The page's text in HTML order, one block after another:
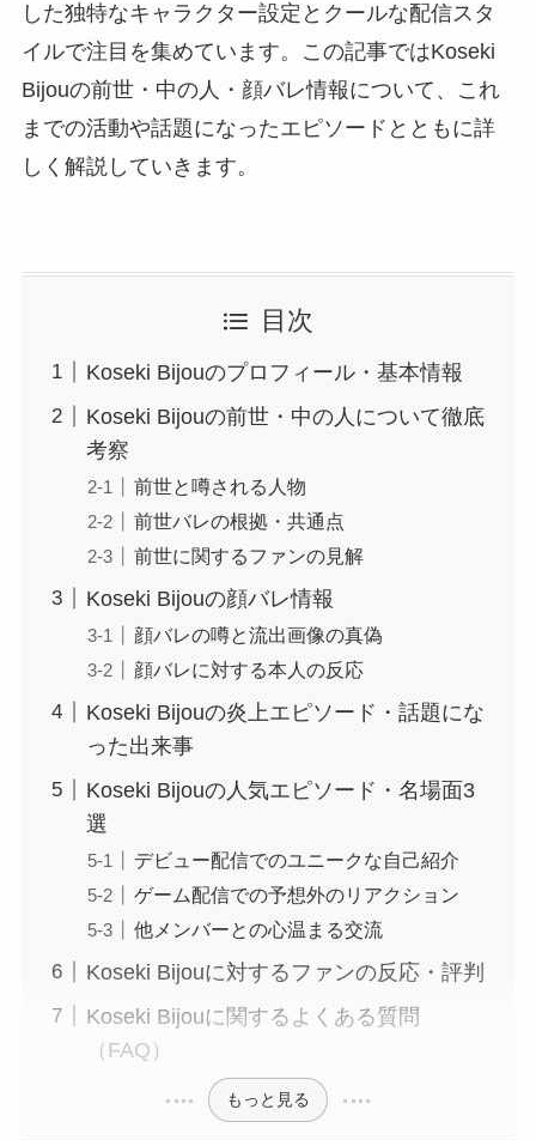
した独特なキャラクター設定とクールな配信スタ
イルで注目を集めています。この記事ではKoseki
Bijouの前世・中の人・顔バレ情報について、これ
までの活動や話題になったエピソードとともに詳
しく解説していきます。
目次
Koseki Bijouのプロフィール・基本情報
Koseki Bijouの前世・中の人について徹底
考察
前世と噂される人物
前世バレの根拠・共通点
前世に関するファンの見解
Koseki Bijouの顔バレ情報
顔バレの噂と流出画像の真偽
顔バレに対する本人の反応
Koseki Bijouの炎上エピソード・話題にな
った出来事
Koseki Bijouの人気エピソード・名場面3
選
デビュー配信でのユニークな自己紹介
ゲーム配信での予想外のリアクション
他メンバーとの心温まる交流
Koseki Bijouに対するファンの反応・評判
Koseki Bijouに関するよくある質問
（FAQ）
もっと見る